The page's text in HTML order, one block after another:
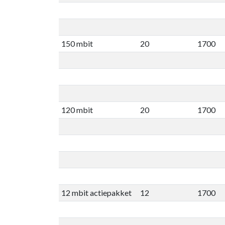
150 mbit 20 1700
120 mbit 20 1700
12 mbit actiepakket 12 1700